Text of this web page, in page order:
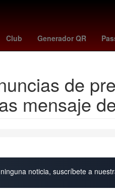
Club Generador QR
messi edad Perú
de
mensaje
noticia, suscríbete a